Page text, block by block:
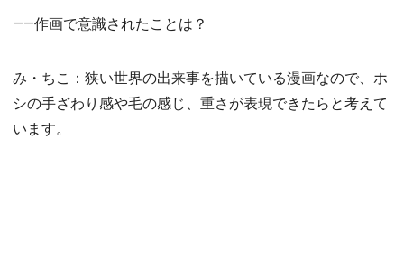
――作画で意識されたことは？
み・ちこ：狭い世界の出来事を描いている漫画なので、ホ
シの手ざわり感や毛の感じ、重さが表現できたらと考えて
います。